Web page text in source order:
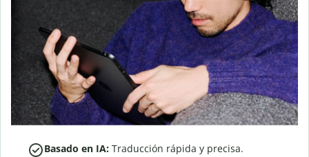
Basado en IA: Traducción rápida y precisa.